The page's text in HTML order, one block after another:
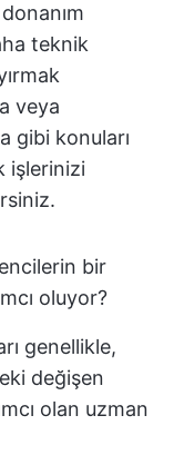
teknik
veya
gibi konuları
işlerinizi
bir
oluyor?
genellikle,
değişen
olan uzman